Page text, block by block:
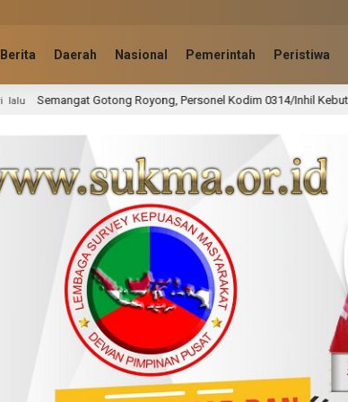
Berita Daerah Nasional Pemerintah Peristiwa
Personel Kodim 0314/Inhil Kebut Pembangunan Jembatan